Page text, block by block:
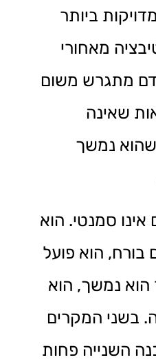
ביותר
מאחורי
מתגרש משום
שאינה
נמשך
אינו סמנטי. הוא
הוא פועל
נמשך, הוא
בשני המקרים
השנייה פחות